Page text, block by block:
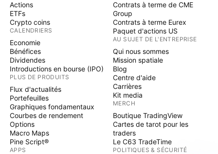
Actions
ETFs
Crypto coins
CALENDRIERS
Economie
Bénéfices
Dividendes
Introductions en bourse (IPO)
PLUS DE PRODUITS
Flux d'actualités
Portefeuilles
Graphiques fondamentaux
Courbes de rendement
Options
Macro Maps
Pine Script®
APPS
Contrats à terme de CME
Group
Contrats à terme Eurex
Paquet d'actions US
AU SUJET DE L'ENTREPRISE
Qui nous sommes
Mission spatiale
Blog
Centre d'aide
Carrières
Kit media
MERCH
Boutique TradingView
Cartes de tarot pour les
traders
Le C63 TradeTime
POLITIQUES & SÉCURITÉ